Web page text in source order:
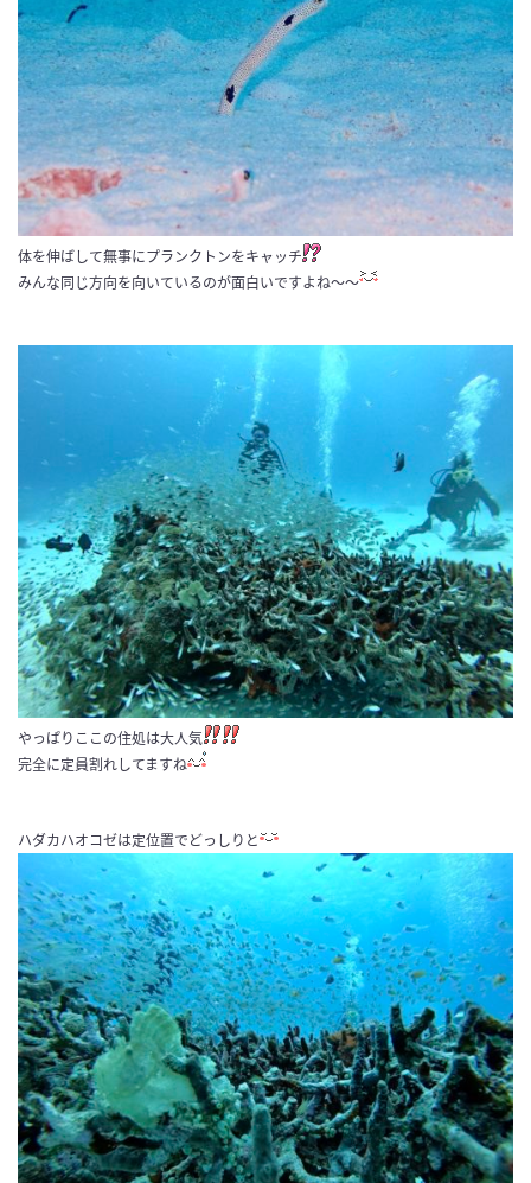
体を伸ばして無事にプランクトンをキャッチ
みんな同じ方向を向いているのが面白いですよね〜〜
やっぱりここの住処は大人気
完全に定員割れしてますね
ハダカハオコゼは定位置でどっしりと